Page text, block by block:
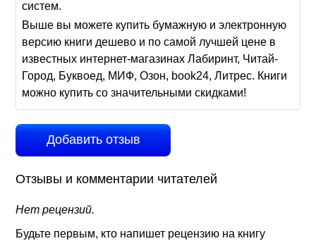
систем.
Выше вы можете купить бумажную и электронную
версию книги дешево и по самой лучшей цене в
известных интернет-магазинах Лабиринт, Читай-
Город, Буквоед, МИФ, Озон, book24, Литрес. Книги
можно купить со значительными скидками!
Добавить отзыв
Отзывы и комментарии читателей
Нет рецензий.
Будьте первым, кто напишет рецензию на книгу